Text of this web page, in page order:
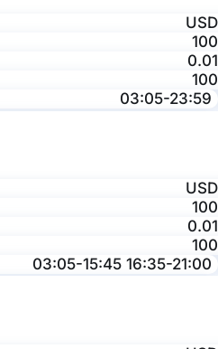
USD
100
0.01
100
03:05-23:59
USD
100
0.01
100
03:05-15:45 16:35-21:00